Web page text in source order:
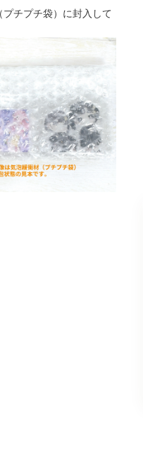
チプチ袋）に封入して